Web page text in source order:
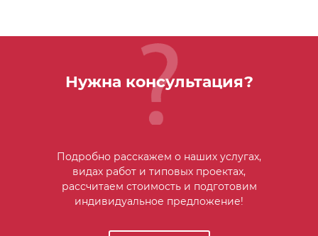
Нужна консультация?
Подробно расскажем о наших услугах,
видах работ и типовых проектах,
рассчитаем стоимость и подготовим
индивидуальное предложение!